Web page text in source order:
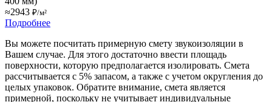
≈2943 ₽/м²
Подробнее
Вы можете посчитать примерную смету звукоизоляции в
Вашем случае. Для этого достаточно ввести площадь
поверхности, которую предполагается изолировать. Смета
рассчитывается с 5% запасом, а также с учетом округления до
целых упаковок. Обратите внимание, смета является
примерной, поскольку не учитывает индивидуальные